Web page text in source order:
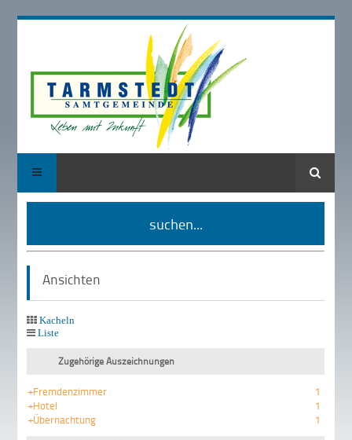
Suche
suchen...
Ansichten
Kacheln
Liste
Zugehörige Auszeichnungen
+Fremdenzimmer
1
+Hotel
1
+Übernachtung
1